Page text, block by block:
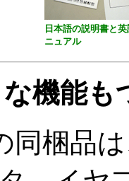
日本語の説明書と
ニュアル
機能も
梱品